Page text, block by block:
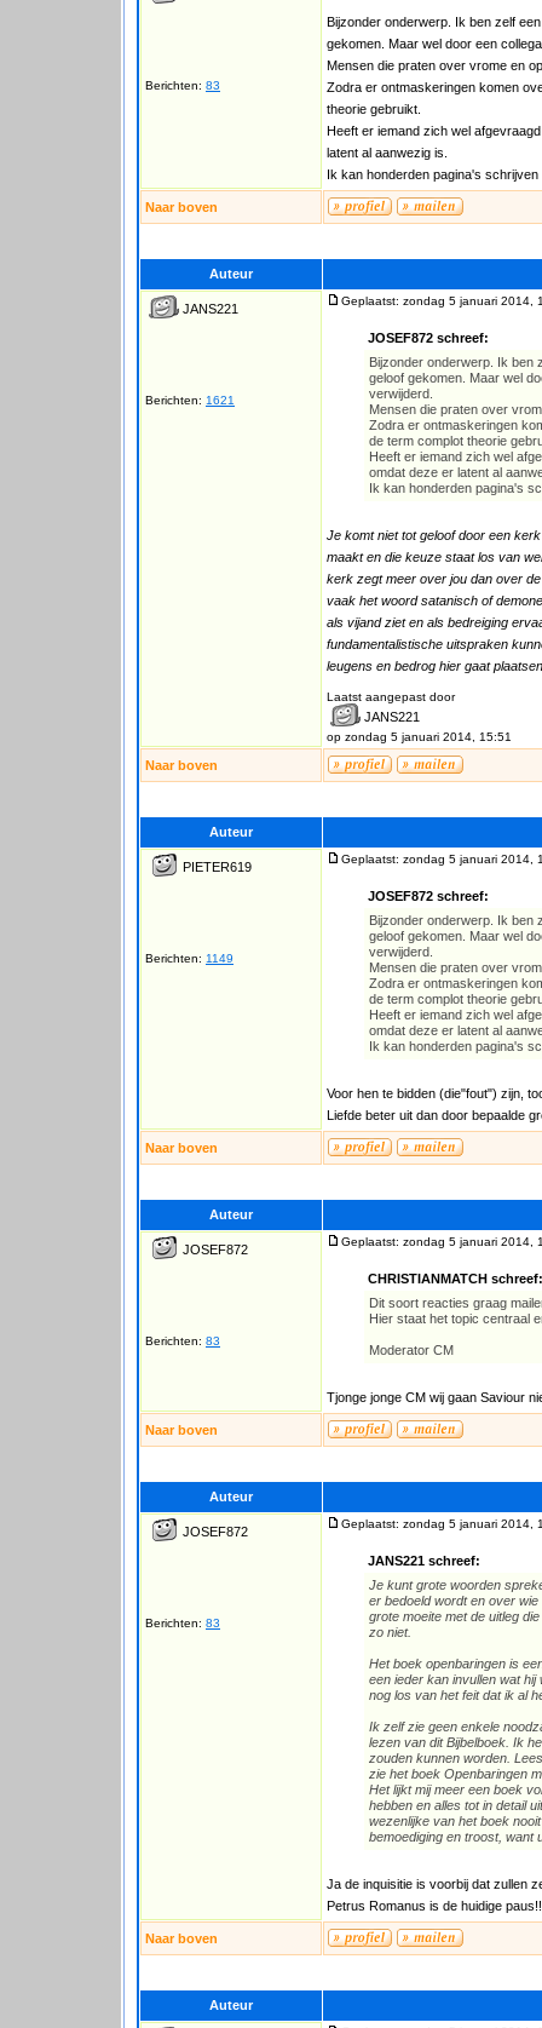
Berichten: 83
Bijzonder onderwerp. Ik ben zelf
gekomen. Maar wel door een
Mensen die praten over vrome en
Zodra er ontmaskeringen komen
theorie gebruikt.
Heeft er iemand zich wel
latent al aanwezig is.
Ik kan honderden pagina's
Naar boven
Auteur
JANS221
Berichten: 1621
Geplaatst: zondag 5 januari 2014,
JOSEF872 schreef:
Bijzonder onderwerp. Ik ben
geloof gekomen. Maar wel
verwijderd.
Mensen die praten over
Zodra er ontmaskeringen
de term complot theorie
Heeft er iemand zich wel
omdat deze er latent al
Ik kan honderden pagina's
Je komt niet tot geloof door een
maakt en die keuze staat los van
kerk zegt meer over jou dan over
vaak het woord satanisch of
als vijand ziet en als bedreiging
fundamentalistische uitspraken
leugens en bedrog hier gaat
Laatst aangepast door
JANS221
op zondag 5 januari 2014, 15:51
Naar boven
Auteur
PIETER619
Berichten: 1149
Geplaatst: zondag 5 januari 2014,
JOSEF872 schreef:
Bijzonder onderwerp. Ik ben
geloof gekomen. Maar wel
verwijderd.
Mensen die praten over
Zodra er ontmaskeringen
de term complot theorie
Heeft er iemand zich wel
omdat deze er latent al
Ik kan honderden pagina's
Voor hen te bidden (die"fout") zijn,
Liefde beter uit dan door bepaalde
Naar boven
Auteur
JOSEF872
Berichten: 83
Geplaatst: zondag 5 januari 2014,
CHRISTIANMATCH schreef:
Dit soort reacties graag
Hier staat het topic centraal
Moderator CM
Tjonge jonge CM wij gaan Saviour
Naar boven
Auteur
JOSEF872
Berichten: 83
Geplaatst: zondag 5 januari 2014,
JANS221 schreef:
Je kunt grote woorden
er bedoeld wordt en over
grote moeite met de uitleg
zo niet.
Het boek openbaringen is
een ieder kan invullen wat hij
nog los van het feit dat ik al
Ik zelf zie geen enkele
lezen van dit Bijbelboek. Ik
zouden kunnen worden.
zie het boek Openbaringen
Het lijkt mij meer een boek
hebben en alles tot in detail
wezenlijke van het boek
bemoediging en troost, want
Ja de inquisitie is voorbij dat zullen
Petrus Romanus is de huidige paus!!
Naar boven
Auteur